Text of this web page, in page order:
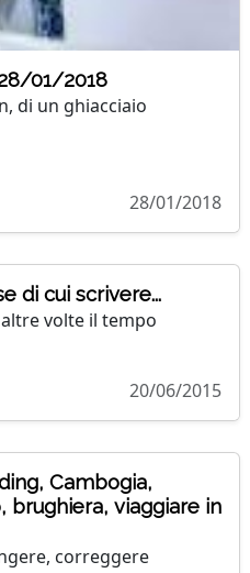
01/2018
di un ghiacciaio
28/01/2018
di cui scrivere...
volte il tempo
20/06/2015
Cambogia,
brughiera, viaggiare in
correggere